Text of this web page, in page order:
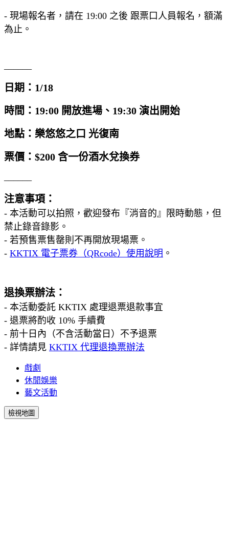
- 現場報名者，請在 19:00 之後 跟票口人員報名，額滿
為止。
日期：1/18
時間：19:00 開放進場、19:30 演出開始
地點：樂悠悠之口 光復南
票價：$200 含一份酒水兌換券
注意事項：
- 本活動可以拍照，歡迎發布『消音的』限時動態，但
禁止錄音錄影。
- 若預售票售罄則不再開放現場票。
- KKTIX 電子票券（QRcode）使用說明 。
退換票辦法：
- 本活動委託 KKTIX 處理退票退款事宜
- 退票將酌收 10% 手續費
- 前十日內（不含活動當日）不予退票
- 詳情請見 KKTIX 代理退換票辦法
戲劇
休閒娛樂
藝文活動
檢視地圖